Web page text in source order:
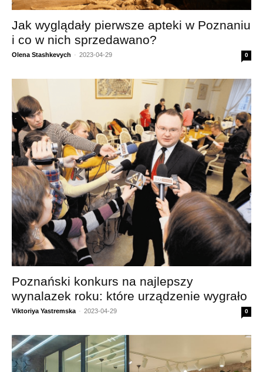
Jak wyglądały pierwsze apteki w Poznaniu
i co w nich sprzedawano?
Olena Stashkevych - 2023-04-29 0
Poznański konkurs na najlepszy
wynalazek roku: które urządzenie wygrało
Viktoriya Yastremska - 2023-04-29 0